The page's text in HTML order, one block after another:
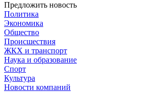
Предложить новость
Политика
Экономика
Общество
Происшествия
ЖКХ и транспорт
Наука и образование
Спорт
Культура
Новости компаний